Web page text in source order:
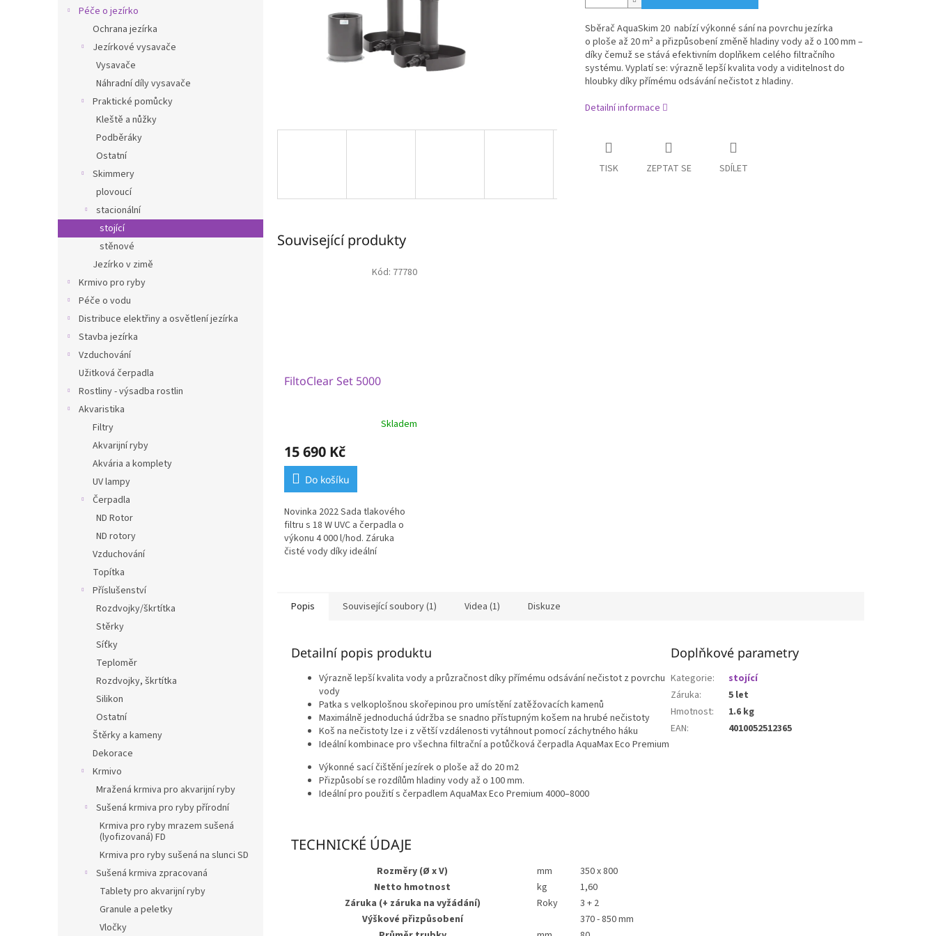
Péče o jezírko
Ochrana jezírka
Jezírkové vysavače
Vysavače
Náhradní díly vysavače
Praktické pomůcky
Kleště a nůžky
Podběráky
Ostatní
Skimmery
plovoucí
stacionální
stojící
stěnové
Jezírko v zimě
Krmivo pro ryby
Péče o vodu
Distribuce elektřiny a osvětlení jezírka
Stavba jezírka
Vzduchování
Užitková čerpadla
Rostliny - výsadba rostlin
Akvaristika
Filtry
Akvarijní ryby
Akvária a komplety
UV lampy
Čerpadla
ND Rotor
ND rotory
Vzduchování
Topítka
Příslušenství
Rozdvojky/škrtítka
Stěrky
Síťky
Teploměr
Rozdvojky, škrtítka
Silikon
Ostatní
Štěrky a kameny
Dekorace
Krmivo
Mražená krmiva pro akvarijní ryby
Sušená krmiva pro ryby přírodní
Krmiva pro ryby mrazem sušená
(lyofizovaná) FD
Krmiva pro ryby sušená na slunci SD
Sušená krmiva zpracovaná
Tablety pro akvarijní ryby
Granule a peletky
Vločky
Sběrač AquaSkim 20 nabízí výkonné sání na povrchu jezírka
o ploše až 20 m² a přizpůsobení změně hladiny vody až o 100 mm –
díky čemuž se stává efektivním doplňkem celého filtračního
systému. Vyplatí se: výrazně lepší kvalita vody a viditelnost do
hloubky díky přímému odsávání nečistot z hladiny.
Detailní informace
TISK ZEPTAT SE SDÍLET
Související produkty
FiltoClear Set 5000
Skladem
15 690 Kč
Do košíku
Novinka 2022 Sada tlakového
filtru s 18 W UVC a čerpadla o
výkonu 4 000 l/hod. Záruka
čisté vody díky ideální
Kód: 77780
Popis Související soubory (1) Videa (1) Diskuze
Detailní popis produktu
Výrazně lepší kvalita vody a průzračnost díky přímému odsávání nečistot z povrchu
vody
Patka s velkoplošnou skořepinou pro umístění zatěžovacích kamenů
Maximálně jednoduchá údržba se snadno přístupným košem na hrubé nečistoty
Koš na nečistoty lze i z větší vzdálenosti vytáhnout pomocí záchytného háku
Ideální kombinace pro všechna filtrační a potůčková čerpadla AquaMax Eco Premium
Výkonné sací čištění jezírek o ploše až do 20 m2
Přizpůsobí se rozdílům hladiny vody až o 100 mm.
Ideální pro použití s čerpadlem AquaMax Eco Premium 4000–8000
TECHNICKÉ ÚDAJE
Rozměry (Ø x V) mm
350 x 800
Netto hmotnost
kg
1,60
Záruka (+ záruka na vyžádání)
Roky
3 + 2
Výškové přizpůsobení
370 - 850 mm
Doplňkové parametry
Kategorie:
stojící
Záruka:
5 let
Hmotnost:
1.6 kg
EAN: 4010052512365